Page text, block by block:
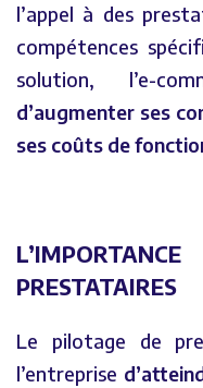
l’appel à des
compétences
solution, l’e-
d’augmenter ses
ses coûts de
PRESTATAIRES
Le pilotage de
l’entreprise